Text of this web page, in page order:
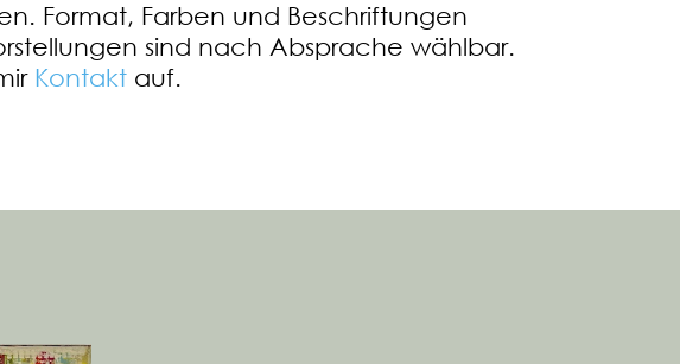
Format, Farben und Beschriftungen
sind nach Absprache wählbar.
Kontakt auf.